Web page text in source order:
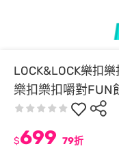
LOCK&LOCK樂扣樂
樂扣樂扣嚼對
$699 79折